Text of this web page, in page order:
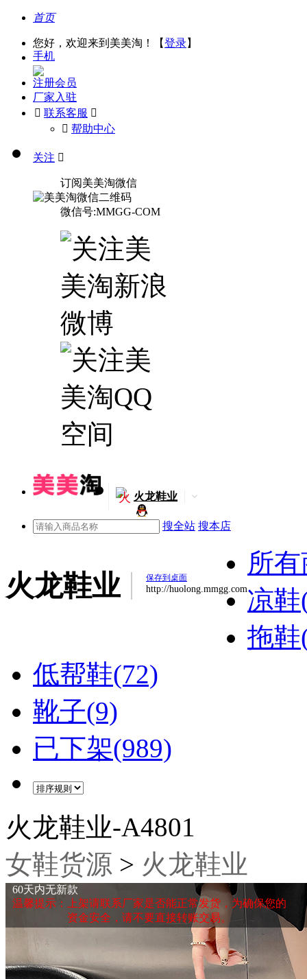
首页
您好，欢迎来到美美淘！【登录】
手机
注册会员
厂家入驻
 联系客服 
󰅃 帮助中心
关注 
订阅美美淘微信
微信号:MMGG-COM
火 火龙鞋业
搜全站 搜本店
火龙鞋业 保存到桌面
http://huolong.mmgg.com
所
凉鞋
拖鞋
低帮鞋(72)
靴子(9)
已下架(989)
火龙鞋业-A4801
女鞋货源 > 火龙鞋业
60天内无新款
温馨提示：上架请联系厂家是否能正常发货，为确保您的
资金安全，请不要直接转账交易。